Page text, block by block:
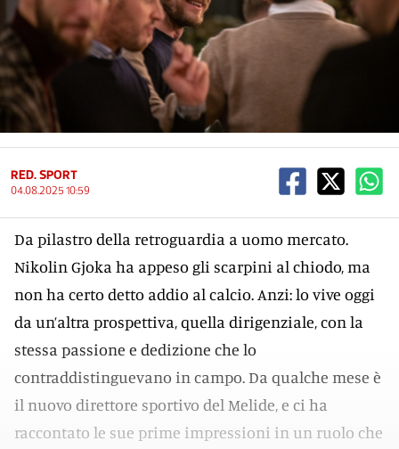
RED. SPORT
04.08.2025 10:59
Da pilastro della retroguardia a uomo mercato.
Nikolin Gjoka ha appeso gli scarpini al chiodo, ma
non ha certo detto addio al calcio. Anzi: lo vive oggi
da un’altra prospettiva, quella dirigenziale, con la
stessa passione e dedizione che lo
contraddistinguevano in campo. Da qualche mese è
il nuovo direttore sportivo del Melide, e ci ha
raccontato le sue prime impressioni in un ruolo che